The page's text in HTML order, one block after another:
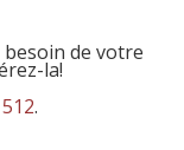
besoin de votre
la!
.